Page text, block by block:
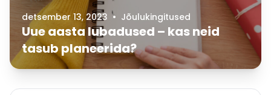
detsember 13, 2023 • Jõulukingitused
Uue aasta lubadused – kas neid
tasub planeerida?